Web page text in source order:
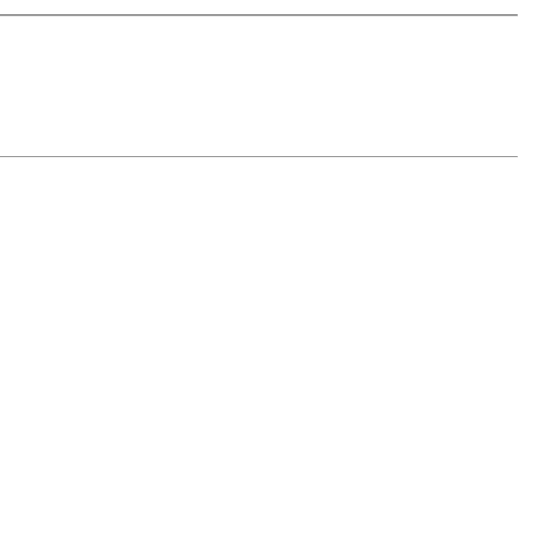
Vipps, Klarna och Google Pay.
debiteras kortet/fakturan.